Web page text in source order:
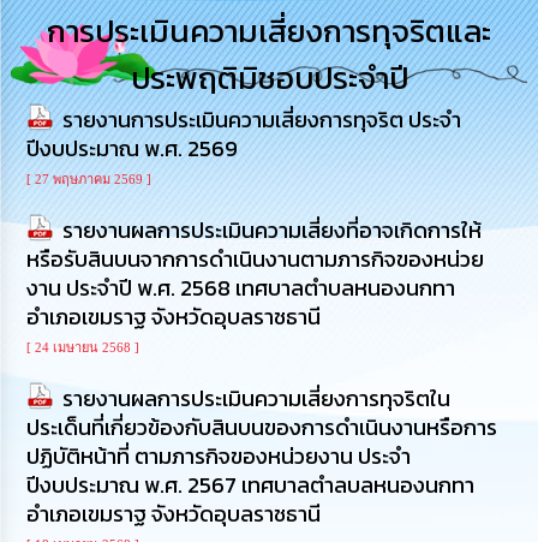
การ
บริหาร
งาน
การ
ส่ง
เสริม
ความ
โปร่งใส
การ
จัด
ซื้อ
จัด
จ้าง
การ
เงิน
การ
คลัง
การประเมินความเสี่ยงการทุจริตและ
ประพฤติมิชอบประจำปี
รายงานการประเมินความเสี่ยงการทุจริต ประจํา
ปีงบประมาณ พ.ศ. 2569
[ 27 พฤษภาคม 2569 ]
รายงานผลการประเมินความเสี่ยงที่อาจเกิดการให้
หรือรับสินบนจากการดำเนินงานตามภารกิจของหน่วย
งาน ประจําปี พ.ศ. 2568 เทศบาลตำบลหนองนกทา
อำเภอเขมราฐ จังหวัดอุบลราชธานี
[ 24 เมษายน 2568 ]
รายงานผลการประเมินความเสี่ยงการทุจริตใน
ประเด็นที่เกี่ยวข้องกับสินบนของการดำเนินงานหรือการ
ปฏิบัติหน้าที่ ตามภารกิจของหน่วยงาน ประจํา
ปีงบประมาณ พ.ศ. 2567 เทศบาลตำลบลหนองนกทา
อำเภอเขมราฐ จังหวัดอุบลราชธานี